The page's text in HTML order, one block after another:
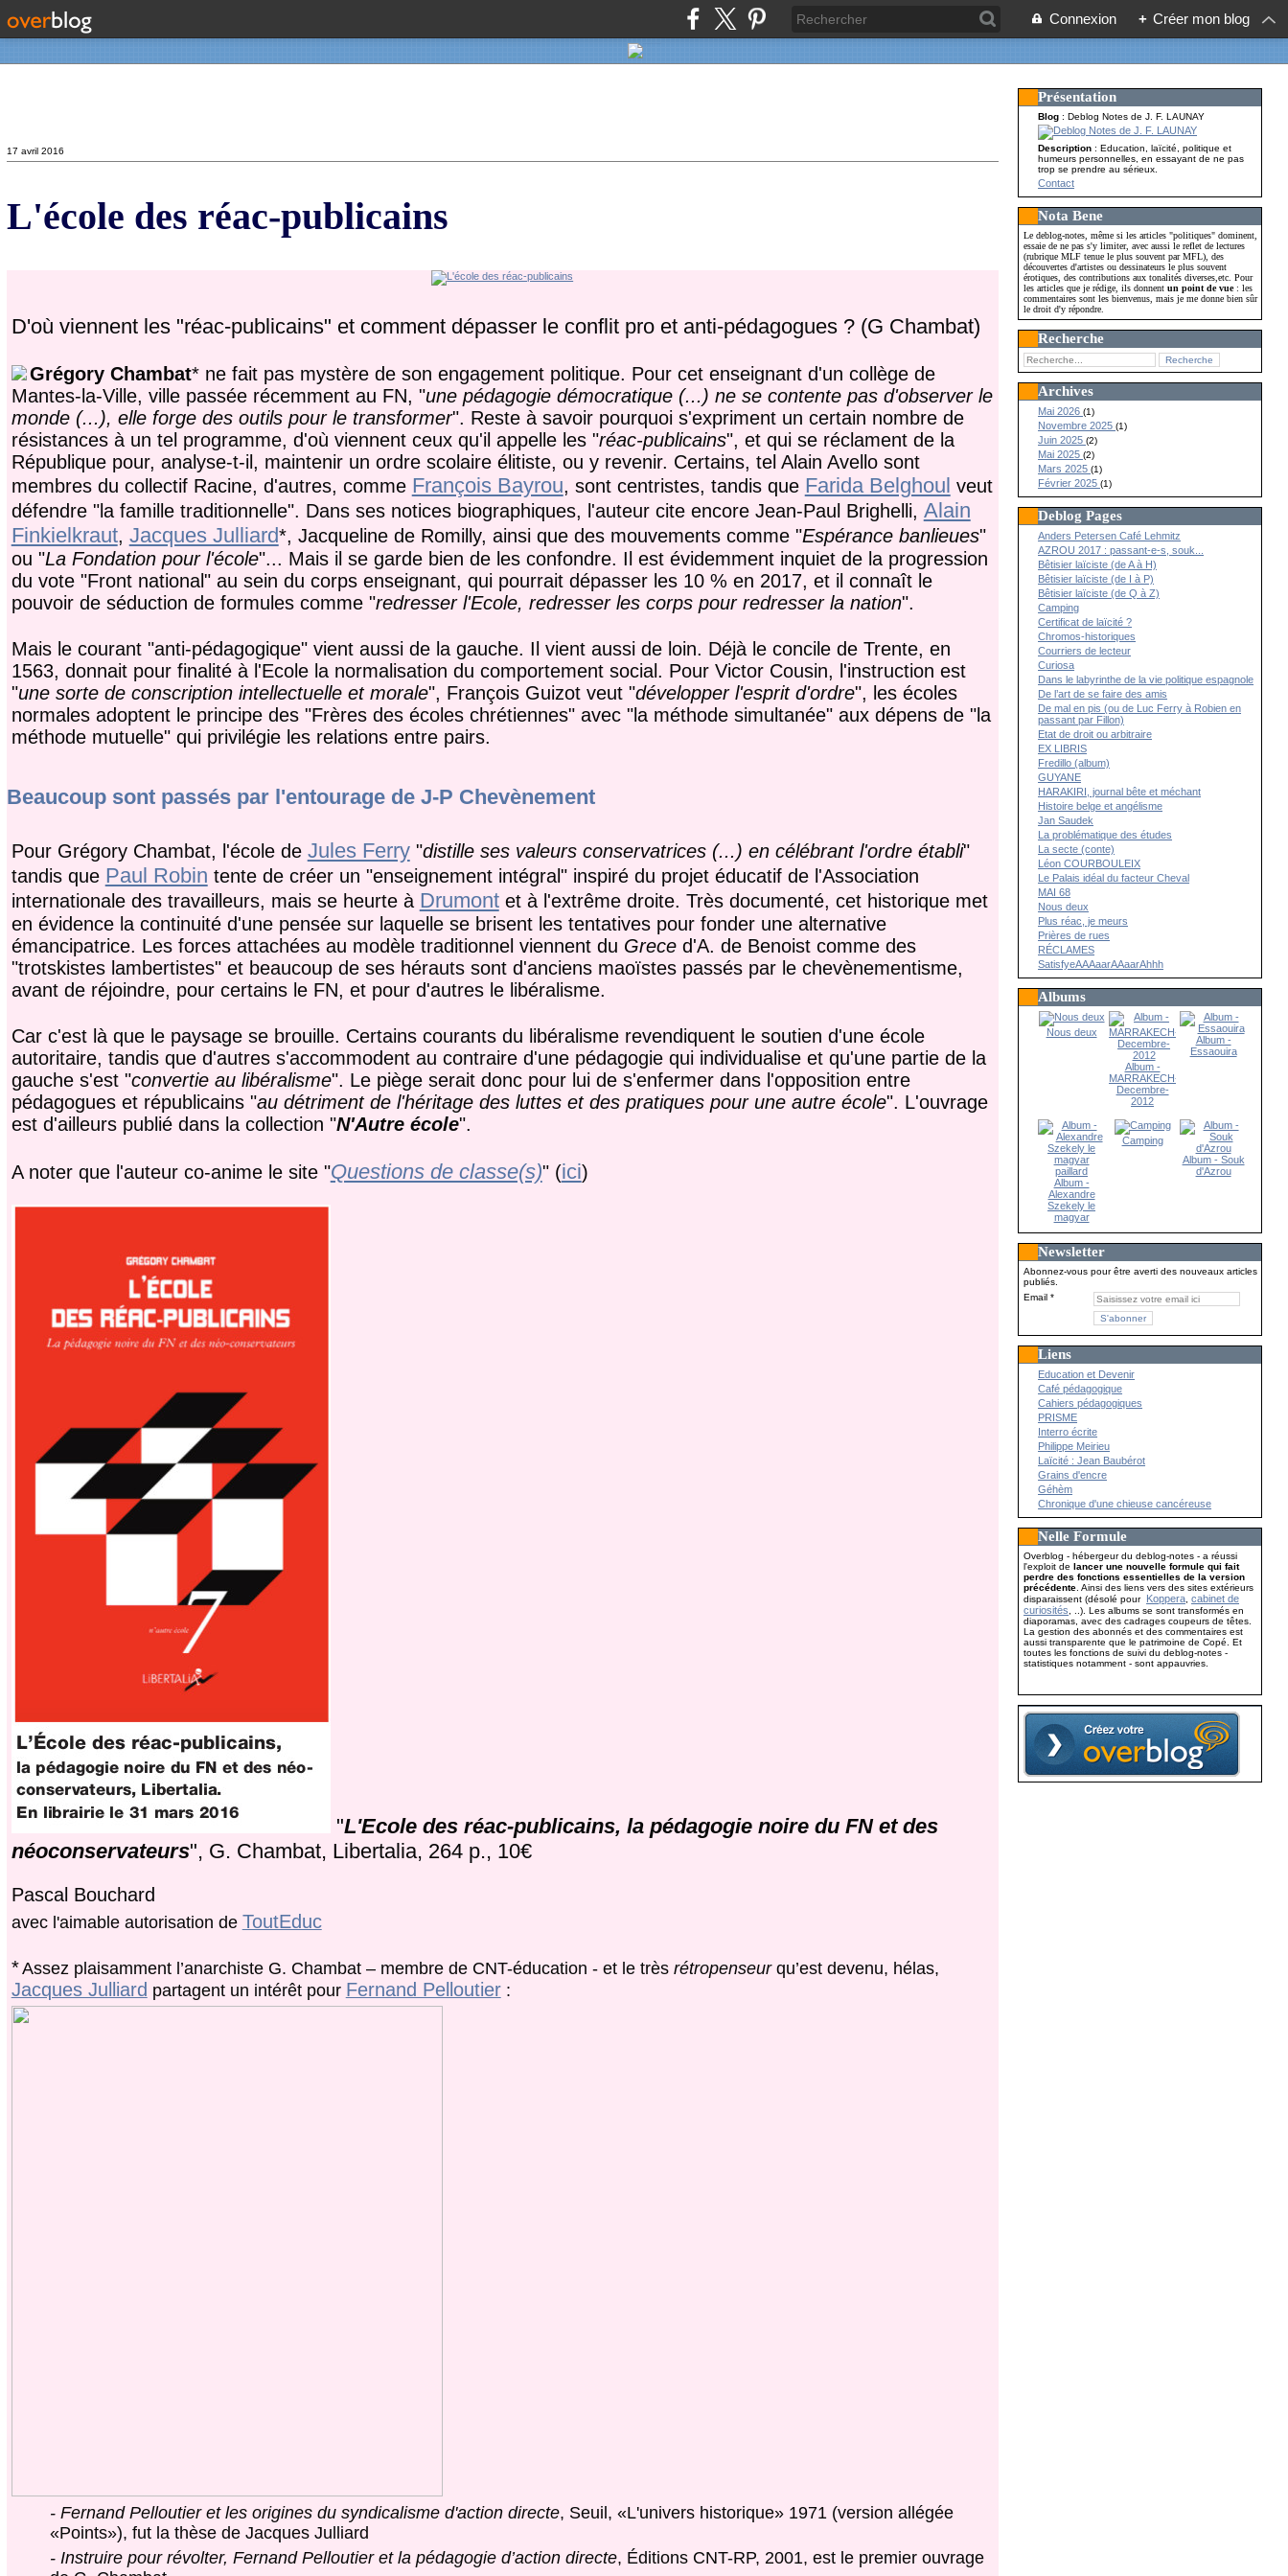
Connexion + Créer mon blog
17 avril 2016
L'école des réac-publicains
D'où viennent les "réac-publicains" et comment dépasser le conflit pro et anti-pédagogues ? (G Chambat)
Grégory Chambat* ne fait pas mystère de son engagement politique. Pour cet enseignant d'un collège de
Mantes-la-Ville, ville passée récemment au FN, "une pédagogie démocratique (...) ne se contente pas d'observer le
monde (...), elle forge des outils pour le transformer". Reste à savoir pourquoi s'expriment un certain nombre de
résistances à un tel programme, d'où viennent ceux qu'il appelle les "réac-publicains", et qui se réclament de la
République pour, analyse-t-il, maintenir un ordre scolaire élitiste, ou y revenir. Certains, tel Alain Avello sont
membres du collectif Racine, d'autres, comme François Bayrou, sont centristes, tandis que Farida Belghoul veut
défendre "la famille traditionnelle". Dans ses notices biographiques, l'auteur cite encore Jean-Paul Brighelli, Alain
Finkielkraut, Jacques Julliard*, Jacqueline de Romilly, ainsi que des mouvements comme "Espérance banlieues"
ou "La Fondation pour l'école"... Mais il se garde bien de les confondre. Il est évidemment inquiet de la progression
du vote "Front national" au sein du corps enseignant, qui pourrait dépasser les 10 % en 2017, et il connaît le
pouvoir de séduction de formules comme "redresser l'Ecole, redresser les corps pour redresser la nation".
Mais le courant "anti-pédagogique" vient aussi de la gauche. Il vient aussi de loin. Déjà le concile de Trente, en
1563, donnait pour finalité à l'Ecole la normalisation du comportement social. Pour Victor Cousin, l'instruction est
"une sorte de conscription intellectuelle et morale", François Guizot veut "développer l'esprit d'ordre", les écoles
normales adoptent le principe des "Frères des écoles chrétiennes" avec "la méthode simultanée" aux dépens de "la
méthode mutuelle" qui privilégie les relations entre pairs.
Beaucoup sont passés par l'entourage de J-P Chevènement
Pour Grégory Chambat, l'école de Jules Ferry"distille ses valeurs conservatrices (...) en célébrant l'ordre établi"
tandis que Paul Robin tente de créer un "enseignement intégral" inspiré du projet éducatif de l'Association
internationale des travailleurs, mais se heurte à Drumontet à l'extrême droite. Très documenté, cet historique met
en évidence la continuité d'une pensée sur laquelle se brisent les tentatives pour fonder une alternative
émancipatrice. Les forces attachées au modèle traditionnel viennent du Greced'A. de Benoist comme des
"trotskistes lambertistes" et beaucoup de ses hérauts sont d'anciens maoïstes passés par le chevènementisme,
avant de réjoindre, pour certains le FN, et pour d'autres le libéralisme.
Car c'est là que le paysage se brouille. Certains courants du libéralisme revendiquent le soutien d'une école
autoritaire, tandis que d'autres s'accommodent au contraire d'une pédagogie qui individualise et qu'une partie de la
gauche s'est "convertie au libéralisme". Le piège serait donc pour lui de s'enfermer dans l'opposition entre
pédagogues et républicains "au détriment de l'héritage des luttes et des pratiques pour une autre école". L'ouvrage
est d'ailleurs publié dans la collection "N'Autre école".
A noter que l'auteur co-anime le site "Questions de classe(s)" (ici)
"L'Ecole des réac-publicains, la pédagogie noire du FN et des
néoconservateurs", G. Chambat, Libertalia, 264 p., 10€
Pascal Bouchard
avec l'aimable autorisation de ToutEduc
*Assez plaisamment l’anarchiste G. Chambat – membre de CNT-éducation - et le très rétropenseurqu’est devenu, hélas,
Jacques Julliard partagent un intérêt pour Fernand Pelloutier:
- Fernand Pelloutier et les origines du syndicalisme d'action directe, Seuil, «L'univers historique» 1971 (version allégée
«Points»), fut la thèse de Jacques Julliard
- Instruire pour révolter, Fernand Pelloutier et la pédagogie d’action directe, Éditions CNT-RP, 2001, est le premier ouvrage
Présentation
Blog : Deblog Notes de J. F. LAUNAY
Description: Education, laïcité, politique et
humeurs personnelles, en essayant de ne pas
trop se prendre au sérieux.
Contact
Nota Bene
Le deblog-notes, même si les articles "politiques" dominent,
essaie de ne pas s'y limiter, avec aussi le reflet de lectures
(rubrique MLF tenue le plus souvent par MFL), des
découvertes d'artistes ou dessinateurs le plus souvent
érotiques, des contributions aux tonalités diverses,etc. Pour
les articles que je rédige, ils donnentun point de vue: les
commentaires sont les bienvenus, mais je me donne bien sûr
le droit d'y répondre.
Recherche
Archives
Mai 2026(1)
Novembre 2025(1)
Juin 2025(2)
Mai 2025(2)
Mars 2025(1)
Février 2025(1)
Deblog Pages
Anders Petersen Café Lehmitz
AZROU 2017 : passant-e-s, souk...
Bêtisier laïciste (de A à H)
Bêtisier laïciste (de I à P)
Bêtisier laïciste (de Q à Z)
Camping
Certificat de laïcité ?
Chromos-historiques
Courriers de lecteur
Curiosa
Dans le labyrinthe de la vie politique espagnole
De l’art de se faire des amis
De mal en pis (ou de Luc Ferry à Robien en
passant par Fillon)
Etat de droit ou arbitraire
EX LIBRIS
Fredillo (album)
GUYANE
HARAKIRI, journal bête et méchant
Histoire belge et angélisme
Jan Saudek
La problématique des études
La secte (conte)
Léon COURBOULEIX
Le Palais idéal du facteur Cheval
MAI 68
Nous deux
Plus réac, je meurs
Prières de rues
RÉCLAMES
SatisfyeAAAaarAAaarAhhh
Albums
Nous deux
Album -
MARRAKECH-
Decembre-
2012
Album -
Essaouira
Album -
Alexandre
Szekely le
magyar
Camping
Album - Souk
d'Azrou
Newsletter
Abonnez-vous pour être averti des nouveaux articles
publiés.
Email
Liens
Education et Devenir
Café pédagogique
Cahiers pédagogiques
PRISME
Interro écrite
Philippe Meirieu
Laïcité : Jean Baubérot
Grains d'encre
Géhèm
Chronique d'une chieuse cancéreuse
Nelle Formule
Overblog - hébergeur du deblog-notes - a réussi
l'exploit delancer une nouvelle formule qui fait
perdre des fonctions essentielles de la version
précédente . Ainsi des liens vers des sites extérieurs
disparaissent (désolé pour Koppera ,cabinet de
curiosités , ..). Les albums se sont transformés en
diaporamas, avec des cadrages coupeurs de têtes.
La gestion des abonnés et des commentaires est
aussi transparente que le patrimoine de Copé. Et
toutes les fonctions de suivi du deblog-notes -
statistiques notamment - sont appauvries.